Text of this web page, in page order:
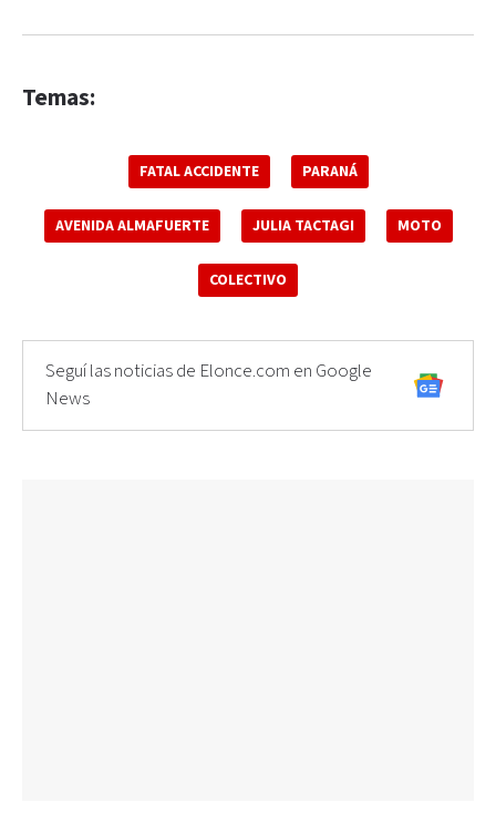
Temas:
FATAL ACCIDENTE PARANÁ
AVENIDA ALMAFUERTE JULIA TACTAGI MOTO
COLECTIVO
Seguí las noticias de Elonce.com en Google
News